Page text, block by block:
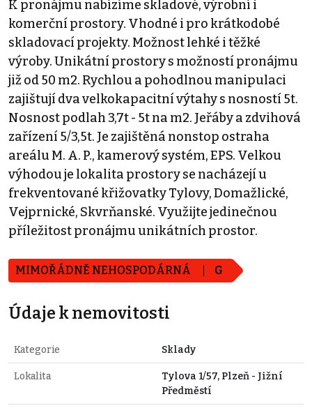
K pronájmu nabízíme skladové, výrobní i
komerční prostory. Vhodné i pro krátkodobé
skladovací projekty. Možnost lehké i těžké
výroby. Unikátní prostory s možností pronájmu
již od 50 m2. Rychlou a pohodlnou manipulaci
zajištují dva velkokapacitní výtahy s nosností 5t.
Nosnost podlah 3,7t - 5t na m2. Jeřáby a zdvihová
zařízení 5/3,5t. Je zajištěná nonstop ostraha
areálu M. A. P., kamerový systém, EPS. Velkou
výhodou je lokalita prostory se nacházejí u
frekventované křižovatky Tylovy, Domažlické,
Vejprnické, Skvrňanské. Využijte jedinečnou
příležitost pronájmu unikátních prostor.
MIMOŘÁDNĚ NEHOSPODÁRNÁ G
Údaje k nemovitosti
Kategorie Sklady
Lokalita
Tylova 1/57, Plzeň - Jižní
Předměstí